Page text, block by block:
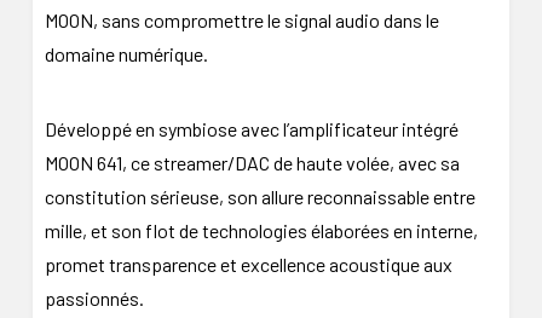
MOON, sans compromettre le signal audio dans le
domaine numérique.
Développé en symbiose avec l’amplificateur intégré
MOON 641, ce streamer/DAC de haute volée, avec sa
constitution sérieuse, son allure reconnaissable entre
mille, et son flot de technologies élaborées en interne,
promet transparence et excellence acoustique aux
passionnés.